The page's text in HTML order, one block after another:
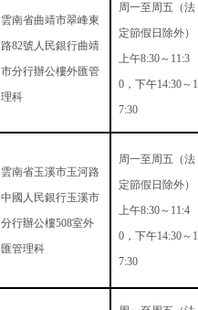
雲南省曲靖市翠峰東
路82號人民銀行曲靖
市分行辦公樓外匯管
理科
周一至周五（法
定節假日除外）
上午8:30～ 11:3
0 ，下午14:30～ 1
7:30
雲南省玉溪市玉河路
中國人民銀行玉溪市
分行辦公樓508室外
匯管理科
周一至周五（法
定節假日除外）
上午8:30～ 11:4
0 ，下午14:30～ 1
7:30